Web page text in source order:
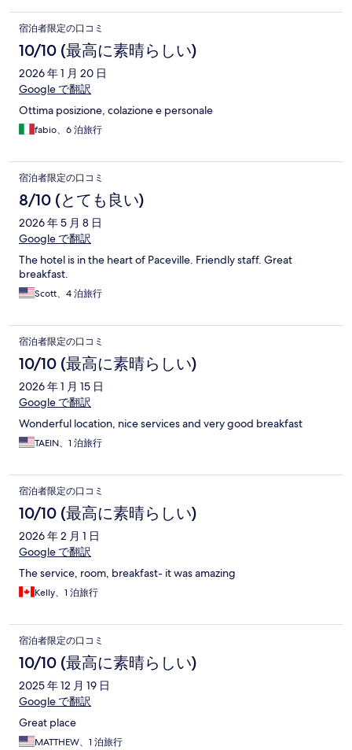
宿泊者限定の口コミ
10/10 (最高に素晴らしい)
2026 年 1 月 20 日
Google で翻訳
Ottima posizione, colazione e personale
fabio、6 泊旅行
宿泊者限定の口コミ
8/10 (とても良い)
2026 年 5 月 8 日
Google で翻訳
The hotel is in the heart of Paceville. Friendly staff. Great
breakfast.
Scott、4 泊旅行
宿泊者限定の口コミ
10/10 (最高に素晴らしい)
2026 年 1 月 15 日
Google で翻訳
Wonderful location, nice services and very good breakfast
TAEIN、1 泊旅行
宿泊者限定の口コミ
10/10 (最高に素晴らしい)
2026 年 2 月 1 日
Google で翻訳
The service, room, breakfast- it was amazing
Kelly、1 泊旅行
宿泊者限定の口コミ
10/10 (最高に素晴らしい)
2025 年 12 月 19 日
Google で翻訳
Great place
MATTHEW、1 泊旅行